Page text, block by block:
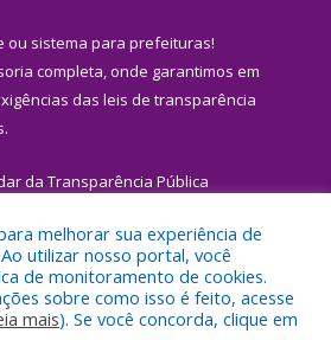
ou sistema para prefeituras!
completa, onde garantimos em
das leis de transparência
da Transparência Pública
a Prefeitura Municipal de Igarapé-
Miri.
melhorar sua experiência de
utilizar nosso portal, você
de monitoramento de cookies.
sobre como isso é feito, acesse
mais). Se você concorda, clique em